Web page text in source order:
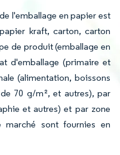
l'emballage en papier est
kraft, carton, carton
de produit (emballage en
d'emballage (primaire et
(alimentation, boissons
70 g/m², et autres), par
et autres) et par zone
marché sont fournies en